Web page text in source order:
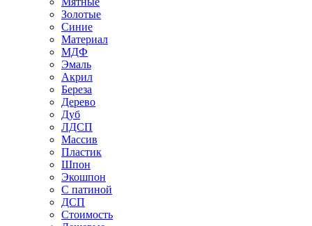
Золотые
Синие
Материал
МДФ
Эмаль
Акрил
Береза
Дерево
Дуб
ЛДСП
Массив
Пластик
Шпон
Экошпон
С патиной
ДСП
Стоимость